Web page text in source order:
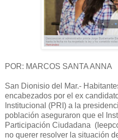
POR: MARCOS SANTA ANNA
San Dionisio del Mar.-
encabezados por el ex
Institucional (PRI) a la
población aseguraron que el
Participación Ciudadana
no querer resolver la situación